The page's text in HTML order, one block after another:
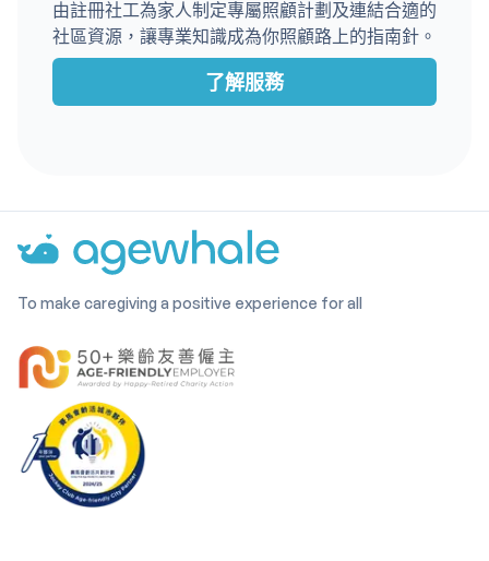
由註冊社工為家人制定專屬照顧計劃及連結合適的
社區資源，讓專業知識成為你照顧路上的指南針。
了解服務
To make caregiving a positive experience for all